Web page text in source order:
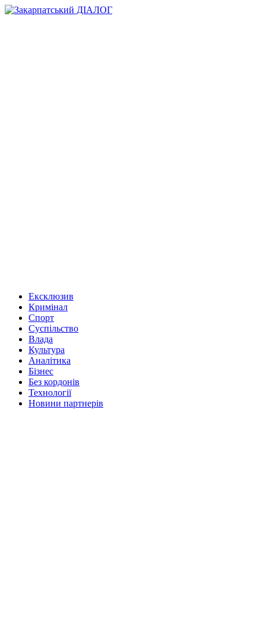
Ексклюзив
Кримінал
Спорт
Суспільство
Влада
Культура
Аналітика
Бізнес
Без кордонів
Технології
Новини партнерів